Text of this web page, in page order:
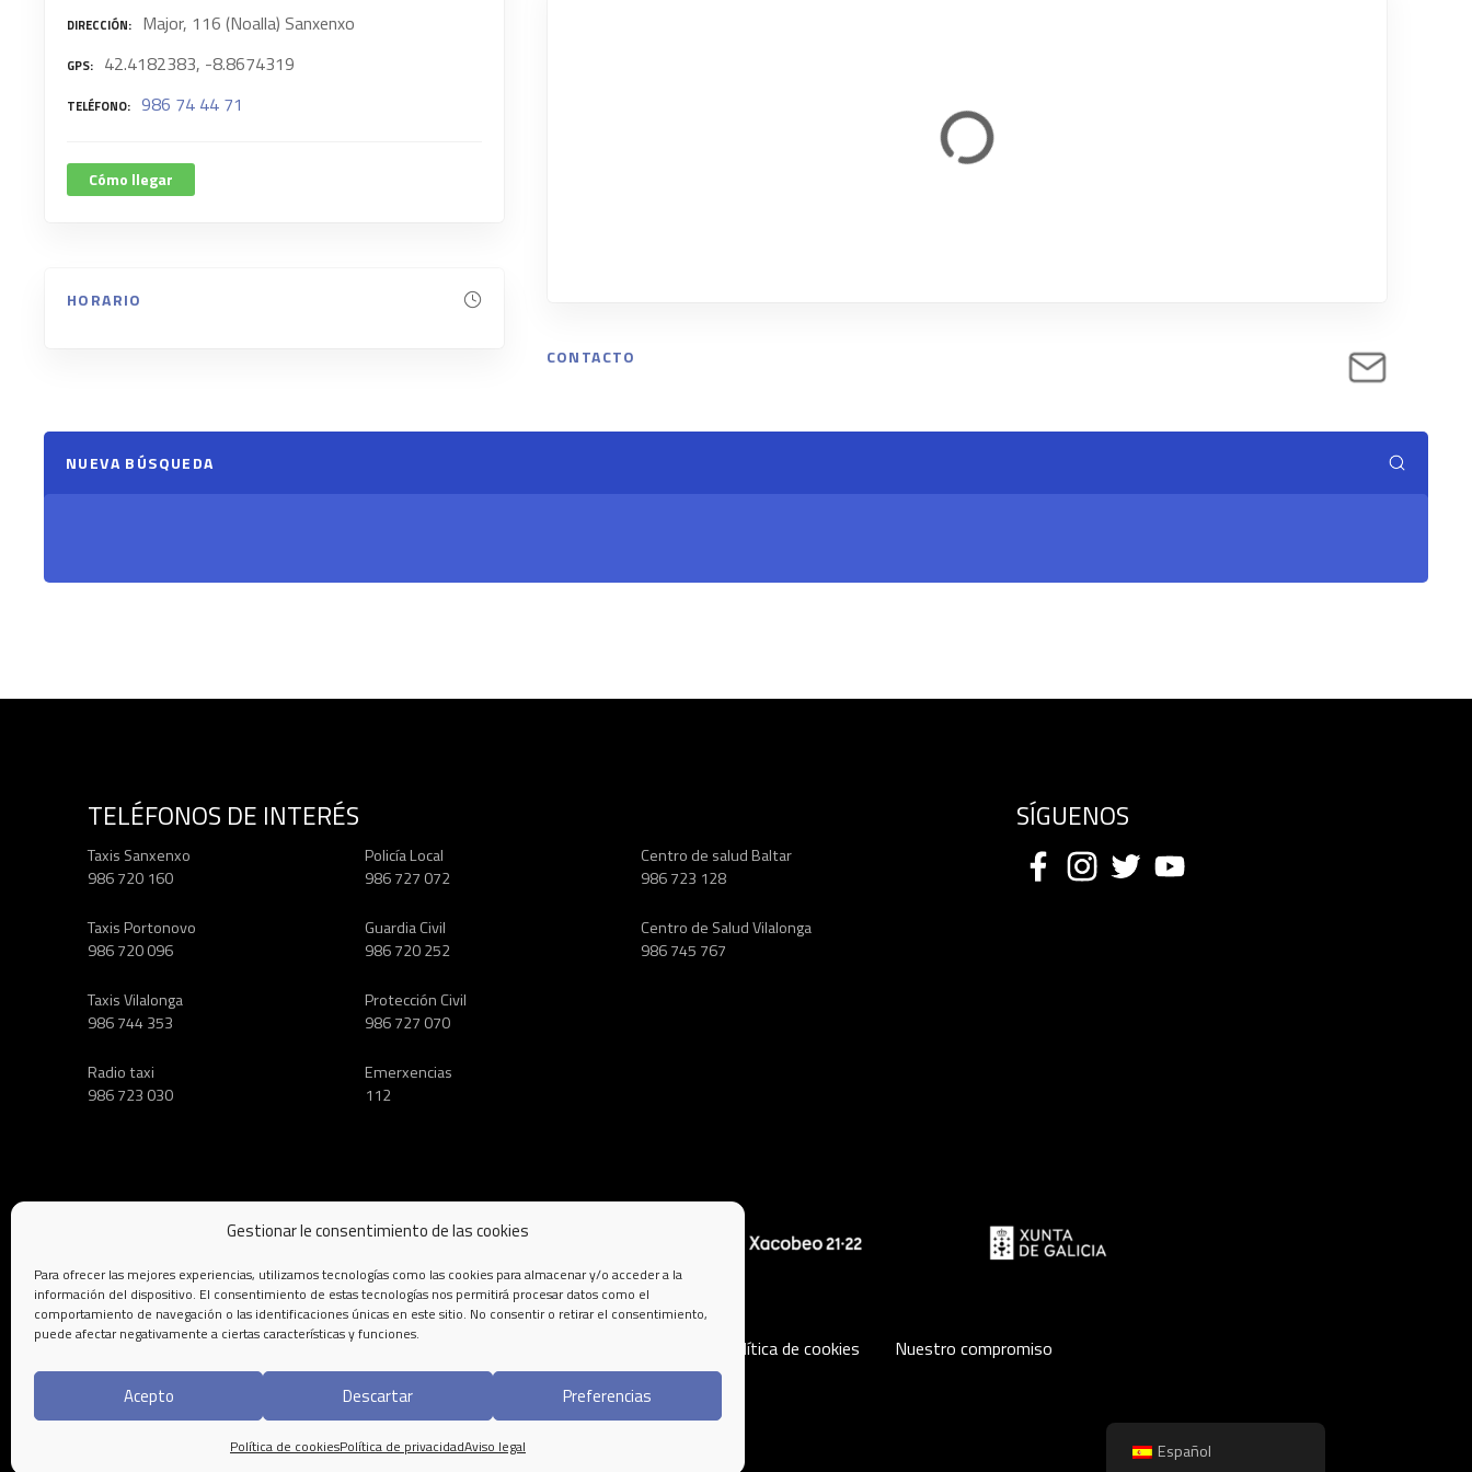
Gestionar le consentimiento de las cookies
Para ofrecer las mejores experiencias, utilizamos tecnologías como las cookies para almacenar y/o acceder a la
información del dispositivo. El consentimiento de estas tecnologías nos permitirá procesar datos como el
comportamiento de navegación o las identificaciones únicas en este sitio. No consentir o retirar el consentimiento,
puede afectar negativamente a ciertas características y funciones.
Acepto Descartar Preferencias
Política de cookiesPolítica de privacidadAviso legal
DIRECCIÓN Major, 116 (Noalla) Sanxenxo
GPS 42.4182383, -8.8674319
TELÉFONO 986 74 44 71
Cómo llegar
HORARIO
CONTACTO
NUEVA BÚSQUEDA
TELÉFONOS DE INTERÉS
Taxis Sanxenxo
986 720 160
Taxis Portonovo
986 720 096
Taxis Vilalonga
986 744 353
Radio taxi
986 723 030
Policía Local
986 727 072
Guardia Civil
986 720 252
Protección Civil
986 727 070
Emerxencias
112
Centro de salud Baltar
986 723 128
Centro de Salud Vilalonga
986 745 767
SÍGUENOS
Política de cookies Nuestro compromiso
Español